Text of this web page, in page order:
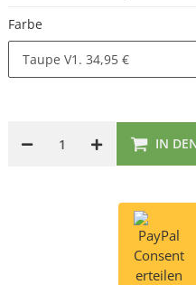
Farbe
Taupe V1. 34,95 €
IN
Consent
erteilen